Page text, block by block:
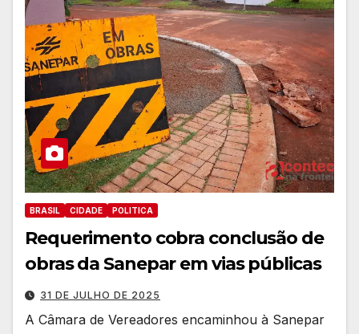
BRASIL CIDADE POLITICA
Requerimento cobra conclusão de
obras da Sanepar em vias públicas
31 DE JULHO DE 2025
A Câmara de Vereadores encaminhou à Sanepar